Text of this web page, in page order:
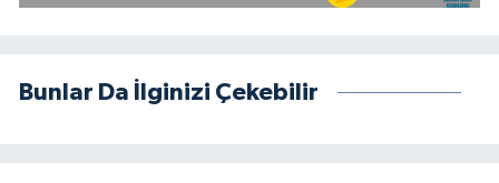
Bunlar Da İlginizi Çekebilir